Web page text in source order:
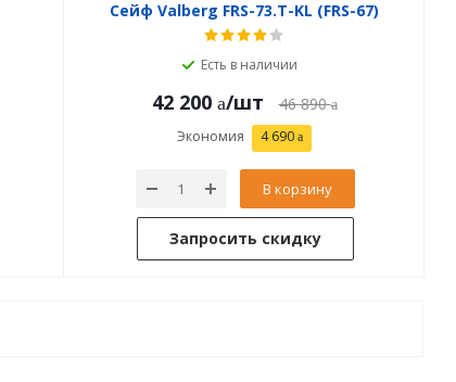
Сейф Valberg FRS-73.T-KL (FRS-67)
Есть в наличии
42 200 /шт 46 890
Экономия 4 690
В корзину
Запросить скидку